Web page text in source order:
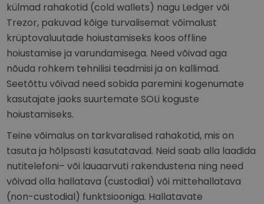
külmad rahakotid (cold wallets) nagu Ledger või
Trezor, pakuvad kõige turvalisemat võimalust
krüptovaluutade hoiustamiseks koos offline
hoiustamise ja varundamisega. Need võivad aga
nõuda rohkem tehnilisi teadmisi ja on kallimad.
Seetõttu võivad need sobida paremini kogenumate
kasutajate jaoks suurtemate SOLi koguste
hoiustamiseks.
Teine võimalus on tarkvaralised rahakotid, mis on
tasuta ja hõlpsasti kasutatavad. Neid saab alla laadida
nutitelefoni– või lauaarvuti rakendustena ning need
võivad olla hallatava (custodial) või mittehallatava
(non-custodial) funktsiooniga. Hallatavate